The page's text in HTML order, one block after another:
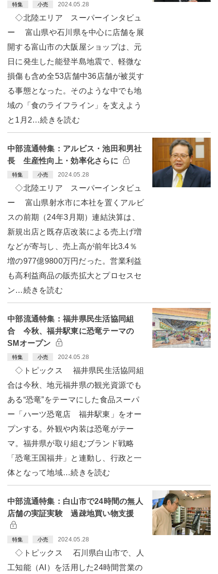
特集 小売 2024.05.28
◇北陸エリア スーパーインタビュ
ー 富山県や石川県を中心に店舗を展
開する富山市の大阪屋ショップは、元
日に発生した能登半島地震で、軽微な
損傷も含め全53店舗中36店舗が被災す
る事態となった。そのような中でも地
域の「食のライフライン」を支えよう
と1月2…続きを読む
中部流通特集：アルビス・池田和男社
長 生産性向上・効率化さらに
特集 小売 2024.05.28
◇北陸エリア スーパーインタビュ
ー 富山県射水市に本社を置くアルビ
スの前期（24年3月期）連結決算は、
新規出店と既存店改装による売上げ増
などが寄与し、売上高が前年比3.4％
増の977億9800万円だった。営業利益
も高利益商品の販売拡大とプロセスセ
ン…続きを読む
中部流通特集：福井県民生活協同組
合 今秋、福井駅東に恐竜テーマの
SMオープン
特集 小売 2024.05.28
◇トピックス 福井県民生活協同組
合は今秋、地元福井県の観光資源でも
ある“恐竜”をテーマにした食品スーパ
ー「ハーツ恐竜店 福井駅東」をオー
プンする。外観や内装は恐竜がテー
マ。福井県が取り組むブランド戦略
「恐竜王国福井」と連動し、行政と一
体となって地域…続きを読む
中部流通特集：白山市で24時間の無人
店舗の実証実験 過疎地買い物支援
特集 小売 2024.05.28
◇トピックス 石川県白山市で、人
工知能（AI）を活用した24時間営業の